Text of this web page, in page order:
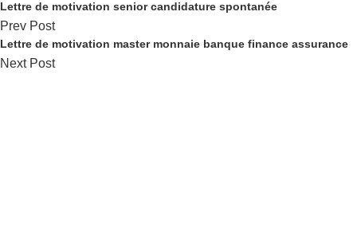
Lettre de motivation senior candidature spontanée
Prev Post
Lettre de motivation master monnaie banque finance assurance
Next Post